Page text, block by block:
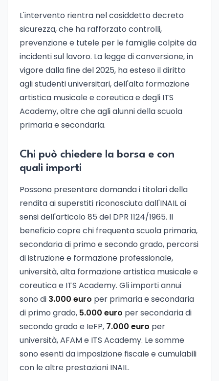
L'intervento rientra nel cosiddetto decreto
sicurezza, che ha rafforzato controlli,
prevenzione e tutele per le famiglie colpite da
incidenti sul lavoro. La legge di conversione, in
vigore dalla fine del 2025, ha esteso il diritto
agli studenti universitari, dell'alta formazione
artistica musicale e coreutica e degli ITS
Academy, oltre che agli alunni della scuola
primaria e secondaria.
Chi può chiedere la borsa e con
quali importi
Possono presentare domanda i titolari della
rendita ai superstiti riconosciuta dall'INAIL ai
sensi dell'articolo 85 del DPR 1124/1965. Il
beneficio copre chi frequenta scuola primaria,
secondaria di primo e secondo grado, percorsi
di istruzione e formazione professionale,
università, alta formazione artistica musicale e
coreutica e ITS Academy. Gli importi annui
sono di 3.000 euro per primaria e secondaria
di primo grado, 5.000 euro per secondaria di
secondo grado e IeFP, 7.000 euro per
università, AFAM e ITS Academy. Le somme
sono esenti da imposizione fiscale e cumulabili
con le altre prestazioni INAIL.